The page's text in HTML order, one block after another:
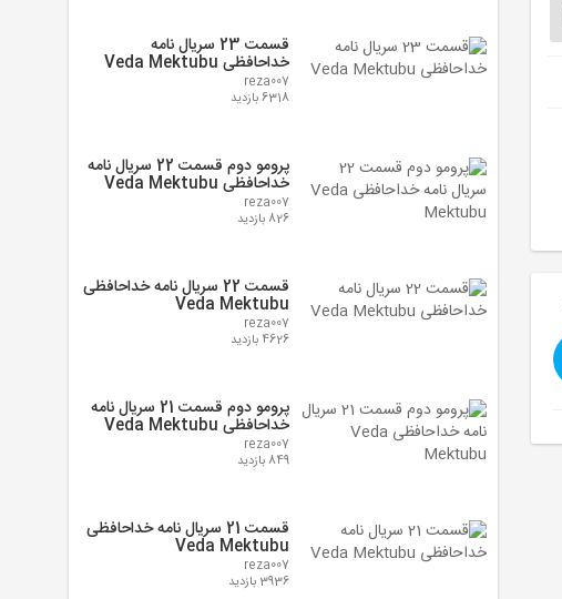
قسمت 23 سریال نامه
خداحافظی Veda Mektubu
reza007
6318 بازدید
پرومو دوم قسمت 22 سریال نامه
خداحافظی Veda Mektubu
reza007
826 بازدید
قسمت 22 سریال نامه خداحافظی
Veda Mektubu
reza007
4626 بازدید
پرومو دوم قسمت 21 سریال نامه
خداحافظی Veda Mektubu
reza007
849 بازدید
قسمت 21 سریال نامه خداحافظی
Veda Mektubu
reza007
3936 بازدید